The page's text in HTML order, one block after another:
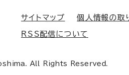
サイトマップ 個人情報の取
RSS配信について
All Rights Reserved.